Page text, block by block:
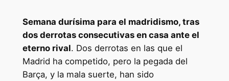
Semana durísima para el madridismo, tras
dos derrotas consecutivas en casa ante el
eterno rival. Dos derrotas en las que el
Madrid ha competido, pero la pegada del
Barça, y la mala suerte, han sido